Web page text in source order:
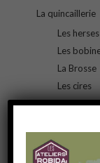
La quincaillerie
Les herses
Les
La Brosse
Les cires
Les
Les lèves-